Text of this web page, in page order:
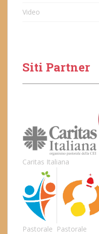
Video
Siti Partner
Caritas Italiana
Pastorale Pastorale